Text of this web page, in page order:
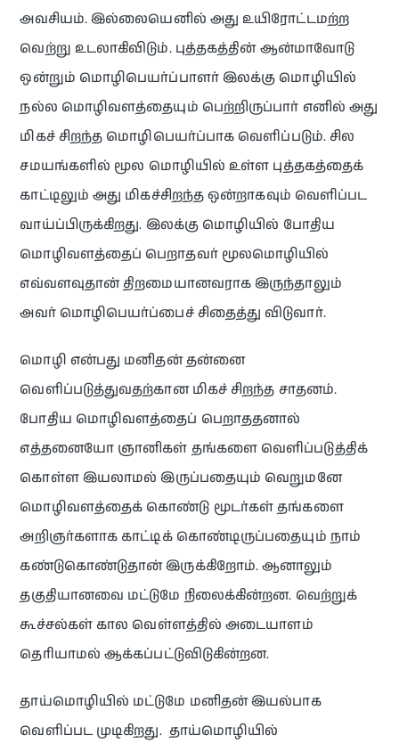
அவசியம். இல்லையெனில் அது உயிரோட்டமற்ற
வெற்று உடலாகிவிடும். புத்தகத்தின் ஆன்மாவோடு
ஒன்றும் மொழிபெயர்ப்பாளர் இலக்கு மொழியில்
நல்ல மொழிவளத்தையும் பெற்றிருப்பார் எனில் அது
மிகச் சிறந்த மொழிபெயர்ப்பாக வெளிப்படும். சில
சமயங்களில் மூல மொழியில் உள்ள புத்தகத்தைக்
காட்டிலும் அது மிகச்சிறந்த ஒன்றாகவும் வெளிப்பட
வாய்ப்பிருக்கிறது. இலக்கு மொழியில் போதிய
மொழிவளத்தைப் பெறாதவர் மூலமொழியில்
எவ்வளவுதான் திறமையானவராக இருந்தாலும்
அவர் மொழிபெயர்ப்பைச் சிதைத்து விடுவார்.
மொழி என்பது மனிதன் தன்னை
வெளிப்படுத்துவதற்கான மிகச் சிறந்த சாதனம்.
போதிய மொழிவளத்தைப் பெறாததனால்
எத்தனையோ ஞானிகள் தங்களை வெளிப்படுத்திக்
கொள்ள இயலாமல் இருப்பதையும் வெறுமனே
மொழிவளத்தைக் கொண்டு மூடர்கள் தங்களை
அறிஞர்களாக காட்டிக் கொண்டிருப்பதையும் நாம்
கண்டுகொண்டுதான் இருக்கிறோம். ஆனாலும்
தகுதியானவை மட்டுமே நிலைக்கின்றன. வெற்றுக்
கூச்சல்கள் கால வெள்ளத்தில் அடையாளம்
தெரியாமல் ஆக்கப்பட்டுவிடுகின்றன.
தாய்மொழியில் மட்டுமே மனிதன் இயல்பாக
வெளிப்பட முடிகிறது. தாய்மொழியில்